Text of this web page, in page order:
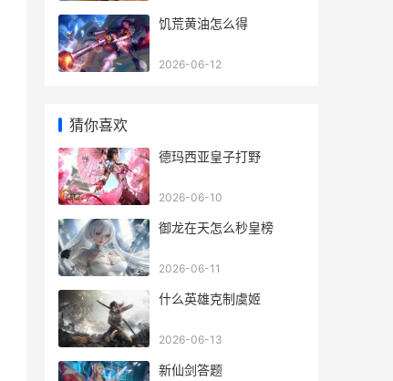
饥荒黄油怎么得
2026-06-12
猜你喜欢
德玛西亚皇子打野
2026-06-10
御龙在天怎么秒皇榜
2026-06-11
什么英雄克制虞姬
2026-06-13
新仙剑答题